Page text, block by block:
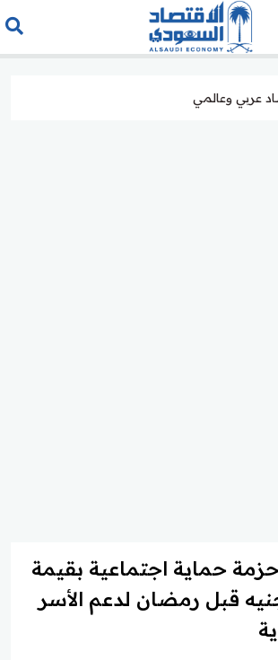
عربي وعالمي
حماية اجتماعية بقيمة
جنيه قبل رمضان لدعم الأسر